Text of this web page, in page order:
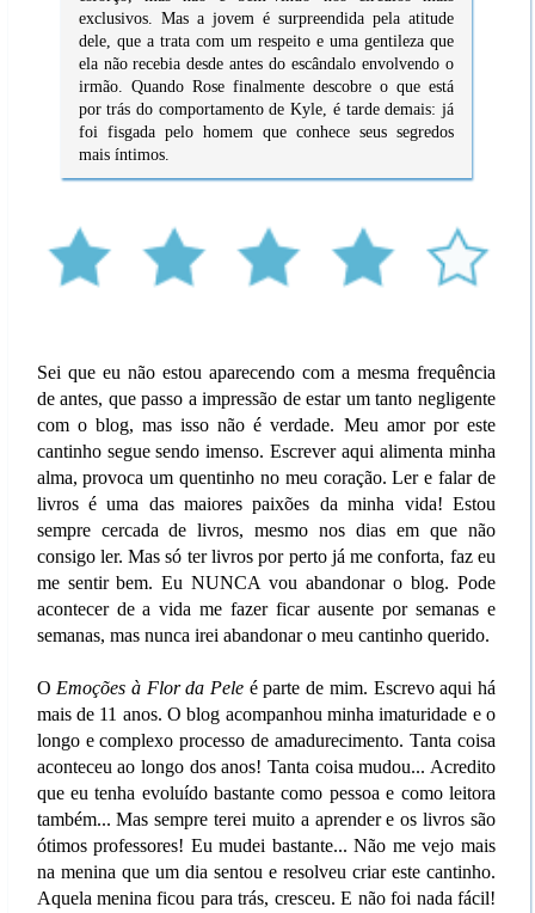
exclusivos. Mas a jovem é surpreendida pela atitude
dele, que a trata com um respeito e uma gentileza que
ela não recebia desde antes do escândalo envolvendo o
irmão. Quando Rose finalmente descobre o que está
por trás do comportamento de Kyle, é tarde demais: já
foi fisgada pelo homem que conhece seus segredos
mais íntimos.
Sei que eu não estou aparecendo com a mesma frequência
de antes, que passo a impressão de estar um tanto negligente
com o blog, mas isso não é verdade. Meu amor por este
cantinho segue sendo imenso. Escrever aqui alimenta minha
alma, provoca um quentinho no meu coração. Ler e falar de
livros é uma das maiores paixões da minha vida! Estou
sempre cercada de livros, mesmo nos dias em que não
consigo ler. Mas só ter livros por perto já me conforta, faz eu
me sentir bem. Eu NUNCA vou abandonar o blog. Pode
acontecer de a vida me fazer ficar ausente por semanas e
semanas, mas nunca irei abandonar o meu cantinho querido.
O Emoções à Flor da Pele é parte de mim. Escrevo aqui há
mais de 11 anos. O blog acompanhou minha imaturidade e o
longo e complexo processo de amadurecimento. Tanta coisa
aconteceu ao longo dos anos! Tanta coisa mudou... Acredito
que eu tenha evoluído bastante como pessoa e como leitora
também... Mas sempre terei muito a aprender e os livros são
ótimos professores! Eu mudei bastante... Não me vejo mais
na menina que um dia sentou e resolveu criar este cantinho.
Aquela menina ficou para trás, cresceu. E não foi nada fácil!